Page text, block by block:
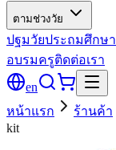
ตามช่วงวัย
ปฐมวัยประถมศึกษา
อบรมครูติดต่อเรา
en
หน้าแรก
ร้านค้า
kit